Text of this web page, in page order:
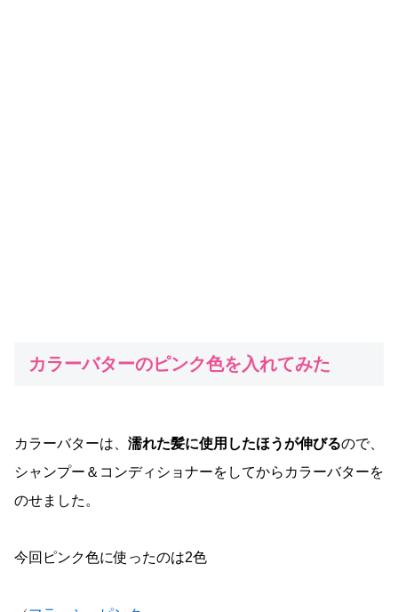
カラーバターのピンク色を入れてみた
カラーバターは、 濡れた髪に使用したほうが伸びるので、
シャンプー＆コンディショナーをしてからカラーバターを
のせました。
今回ピンク色に使ったのは2色